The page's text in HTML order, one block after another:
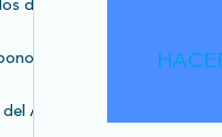
de Carbono
Acuerdo de París